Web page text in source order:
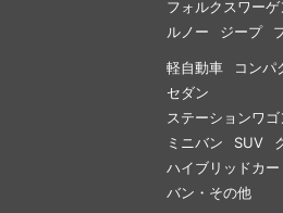
フォルクスワーゲ
ルノー
ジープ
軽自動車 コンパ
セダン
ステーションワ
ミニバン
SUV
ハイブリッドカー
バン・その他